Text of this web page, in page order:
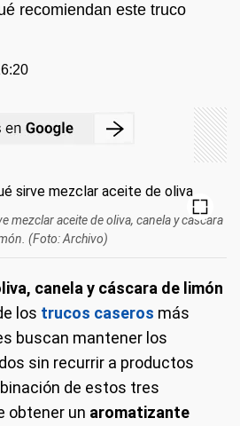
recomiendan este truco
mezclar aceite de oliva, canela y cáscara
(Foto: Archivo)
canela y cáscara de limón
los trucos caseros más
buscan mantener los
sin recurrir a productos
de estos tres
obtener un aromatizante